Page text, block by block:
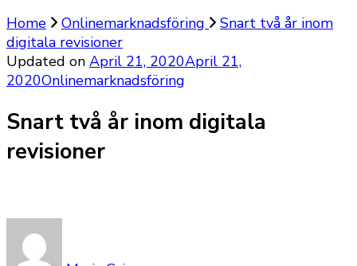
Home
Onlinemarknadsföring
Snart två år inom
digitala revisioner
Updated on April 21, 2020April 21,
2020Onlinemarknadsföring
Snart två år inom digitala
revisioner